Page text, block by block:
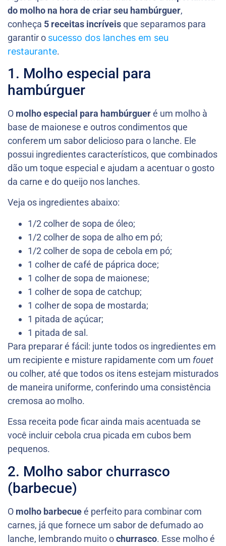
do molho na hora de criar seu hambúrguer,
conheça 5 receitas incríveisque separamos para
garantir o sucesso dos lanches em seu
restaurante.
1. Molho especial para
hambúrguer
O molho especial para hambúrgueré um molho à
base de maionese e outros condimentos que
conferem um sabor delicioso para o lanche. Ele
possui ingredientes característicos, que combinados
dão um toque especial e ajudam a acentuar o gosto
da carne e do queijo nos lanches.
Veja os ingredientes abaixo:
1/2 colher de sopa de óleo;
1/2 colher de sopa de alho em pó;
1/2 colher de sopa de cebola em pó;
1 colher de café de páprica doce;
1 colher de sopa de maionese;
1 colher de sopa de catchup;
1 colher de sopa de mostarda;
1 pitada de açúcar;
1 pitada de sal.
Para preparar é fácil: junte todos os ingredientes em
um recipiente e misture rapidamente com um fouet
ou colher, até que todos os itens estejam misturados
de maneira uniforme, conferindo uma consistência
cremosa ao molho.
Essa receita pode ficar ainda mais acentuada se
você incluir cebola crua picada em cubos bem
pequenos.
2. Molho sabor churrasco
(barbecue)
O molho barbecueé perfeito para combinar com
carnes, já que fornece um sabor de defumado ao
lanche, lembrando muito ochurrasco. Esse molho é